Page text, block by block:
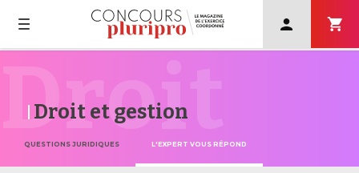
navigation
account
menu
Droit et gestion
Droit
QUESTIONS JURIDIQUES L'EXPERT VOUS RÉPOND